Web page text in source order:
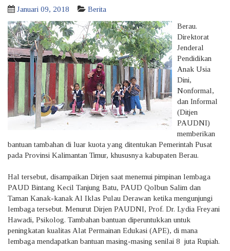
Januari 09, 2018 Berita
Berau.
Direktorat
Jenderal
Pendidikan
Anak Usia
Dini,
Nonformal,
dan Informal
(Ditjen
PAUDNI)
memberikan
bantuan tambahan di luar kuota yang ditentukan Pemerintah Pusat
pada Provinsi Kalimantan Timur, khususnya kabupaten Berau.
Hal tersebut, disampaikan Dirjen saat menemui pimpinan lembaga
PAUD Bintang Kecil Tanjung Batu, PAUD Qolbun Salim dan
Taman Kanak-kanak Al Iklas Pulau Derawan ketika mengunjungi
lembaga tersebut. Menurut Dirjen PAUDNI, Prof. Dr. Lydia Freyani
Hawadi, Psikolog. Tambahan bantuan diperuntukkan untuk
peningkatan kualitas Alat Permainan Edukasi (APE), di mana
lembaga mendapatkan bantuan masing-masing senilai 8 juta Rupiah.